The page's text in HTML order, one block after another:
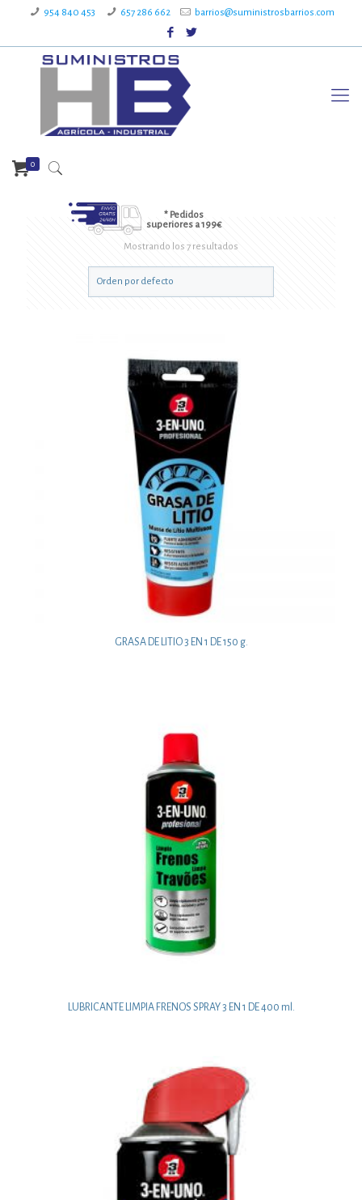
954 840 453 657 286 662 barrios@suministrosbarrios.com
* Pedidos
superiores a 199€
0
Mostrando los 7 resultados
GRASA DE LITIO 3 EN 1 DE 150 g.
LUBRICANTE LIMPIA FRENOS SPRAY 3 EN 1 DE 400 ml.